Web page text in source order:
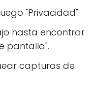
"Privacidad".
hasta encontrar
pantalla".
capturas de